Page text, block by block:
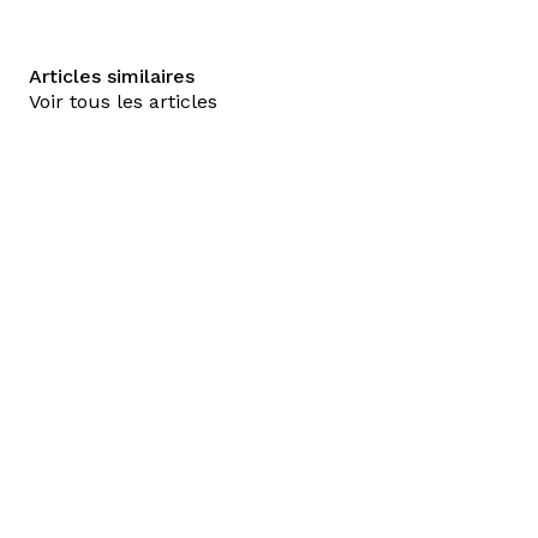
Articles similaires
Voir tous les articles